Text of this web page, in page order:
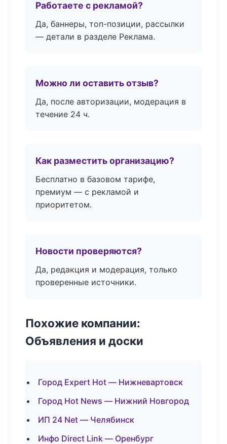
Работаете с рекламой?
Да, баннеры, топ-позиции, рассылки
— детали в разделе Реклама.
Можно ли оставить отзыв?
Да, после авторизации, модерация в
течение 24 ч.
Как разместить организацию?
Бесплатно в базовом тарифе,
премиум — с рекламой и
приоритетом.
Новости проверяются?
Да, редакция и модерация, только
проверенные источники.
Похожие компании:
Объявления и доски
Город Expert Hot — Нижневартовск
Город Hot News — Нижний Новгород
ИП 24 Net — Челябинск
Инфо Direct Link — Оренбург